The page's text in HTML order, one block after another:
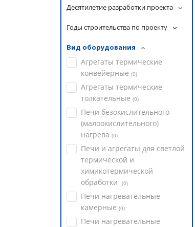
Десятилетие разработки проекта
Годы строительства по проекту
Вид оборудования
Агрегаты термические
конвейерные (0)
Агрегаты термические
толкательные (0)
Печи безокислительного
(малоокислительного)
нагрева (0)
Печи и агрегаты для светлой
термической и
химикотермической
обработки
(0)
Печи нагревательные
камерные (0)
Печи нагревательные